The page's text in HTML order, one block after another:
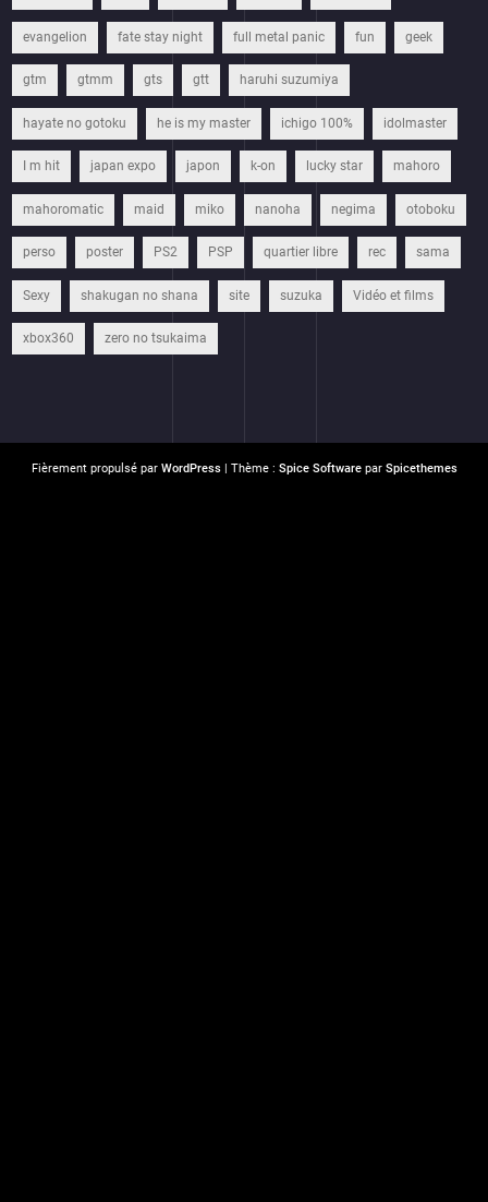
evangelion fate stay night full metal panic fun geek
gtm gtmm gts gtt haruhi suzumiya
hayate no gotoku he is my master ichigo 100% idolmaster
I m hit japan expo japon k-on lucky star mahoro
mahoromatic maid miko nanoha negima otoboku
perso poster PS2 PSP quartier libre rec sama
Sexy shakugan no shana site suzuka Vidéo et films
xbox360 zero no tsukaima
Fièrement propulsé par WordPress| Thème : Spice Softwarepar Spicethemes